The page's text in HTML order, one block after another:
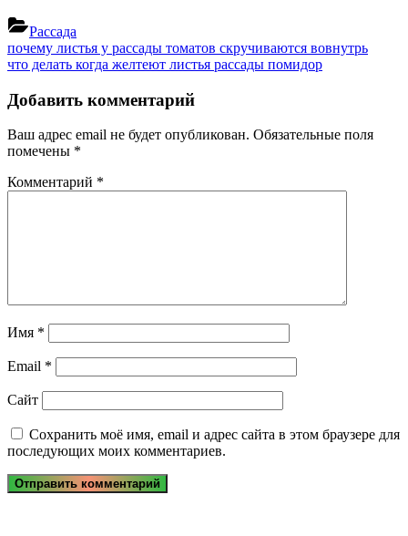
Рассада
Навигация
по
записям
Previous
Post:
почему листья у рассады томатов скручиваются вовнутрь
Next
что делать когда желтеют листья рассады помидор
Добавить комментарий
Ваш адрес email не будет опубликован. Обязательные поля
помечены *
Комментарий *
Имя *
Email *
Сайт
Сохранить моё имя, email и адрес сайта в этом браузере для
последующих моих комментариев.